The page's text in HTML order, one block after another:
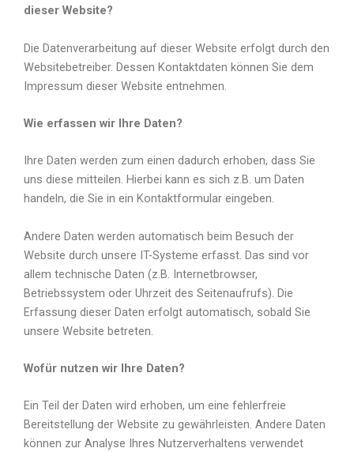
dieser Website?
Die Datenverarbeitung auf dieser Website erfolgt durch den
Websitebetreiber. Dessen Kontaktdaten können Sie dem
Impressum dieser Website entnehmen.
Wie erfassen wir Ihre Daten?
Ihre Daten werden zum einen dadurch erhoben, dass Sie
uns diese mitteilen. Hierbei kann es sich z.B. um Daten
handeln, die Sie in ein Kontaktformular eingeben.
Andere Daten werden automatisch beim Besuch der
Website durch unsere IT-Systeme erfasst. Das sind vor
allem technische Daten (z.B. Internetbrowser,
Betriebssystem oder Uhrzeit des Seitenaufrufs). Die
Erfassung dieser Daten erfolgt automatisch, sobald Sie
unsere Website betreten.
Wofür nutzen wir Ihre Daten?
Ein Teil der Daten wird erhoben, um eine fehlerfreie
Bereitstellung der Website zu gewährleisten. Andere Daten
können zur Analyse Ihres Nutzerverhaltens verwendet